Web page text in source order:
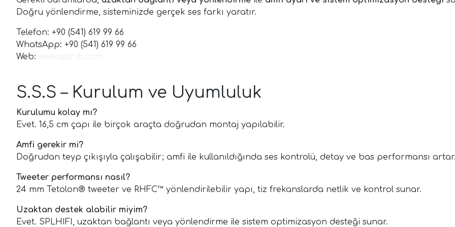
Doğru yönlendirme, sisteminizde gerçek ses farkı yaratır.
Telefon: +90 (541) 619 99 66
WhatsApp: +90 (541) 619 99 66
Web:
S.S.S – Kurulum ve Uyumluluk
Kurulumu kolay mı?
Evet. 16,5 cm çapı ile birçok araçta doğrudan montaj yapılabilir.
Amfi gerekir mi?
Doğrudan teyp çıkışıyla çalışabilir; amfi ile kullanıldığında ses kontrolü, detay ve bas performansı artar.
Tweeter performansı nasıl?
24 mm Tetolon® tweeter ve RHFC™ yönlendirilebilir yapı, tiz frekanslarda netlik ve kontrol sunar.
Uzaktan destek alabilir miyim?
Evet. SPLHIFI, uzaktan bağlantı veya yönlendirme ile sistem optimizasyon desteği sunar.